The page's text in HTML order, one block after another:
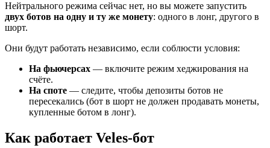
Нейтрального режима сейчас нет, но вы можете запустить
двух ботов на одну и ту же монету: одного в лонг, другого в
шорт.
Они будут работать независимо, если соблюсти условия:
На фьючерсах — включите режим хеджирования на
счёте.
На споте — следите, чтобы депозиты ботов не
пересекались (бот в шорт не должен продавать монеты,
купленные ботом в лонг).
Как работает Veles-бот